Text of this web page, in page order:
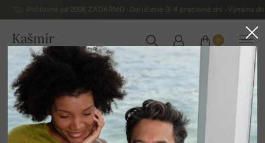
Poštovné od 200€ ZADARMO - Doručenie 3-4 pracovné dni - Výmena
Kašmír
SLOVENSKO
0
Domov Dámske svetre